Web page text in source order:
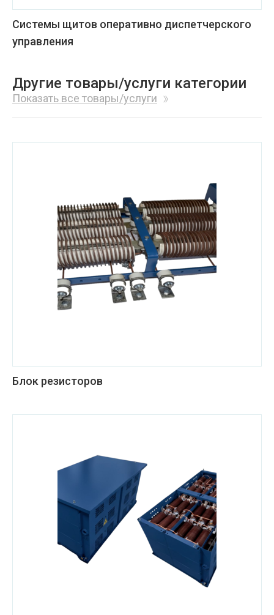
Системы щитов оперативно диспетчерского
управления
Другие товары/услуги категории
Показать все товары/услуги
Блок резисторов